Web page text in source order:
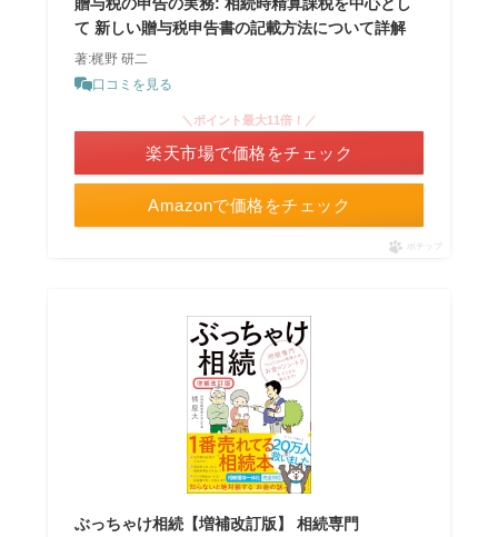
て 新しい贈与税申告書の記載方法について詳解
著:梶野 研二
口コミを見る
Amazonで価格をチェック
＼ポイント最大11倍！／
楽天市場で価格をチェック
ポチップ
ぶっちゃけ相続【増補改訂版】 相続専門